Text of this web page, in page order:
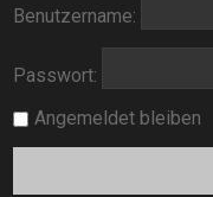
Benutzername:
Passwort:
Angemeldet bleiben